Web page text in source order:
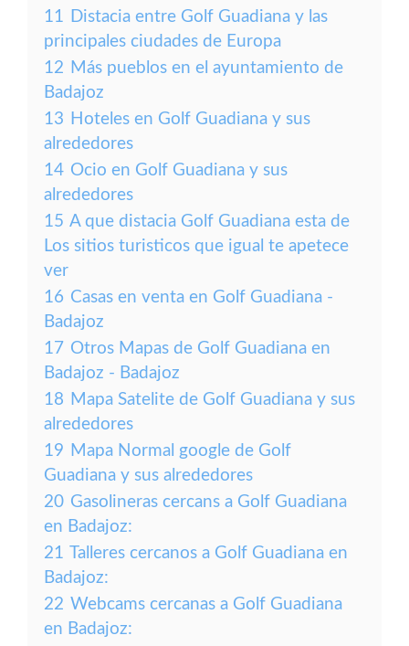
11 Distacia entre Golf Guadiana y las
principales ciudades de Europa
12 Más pueblos en el ayuntamiento de
Badajoz
13 Hoteles en Golf Guadiana y sus
alrededores
14 Ocio en Golf Guadiana y sus
alrededores
15 A que distacia Golf Guadiana esta de
Los sitios turisticos que igual te apetece
ver
16 Casas en venta en Golf Guadiana -
Badajoz
17 Otros Mapas de Golf Guadiana en
Badajoz - Badajoz
18 Mapa Satelite de Golf Guadiana y sus
alrededores
19 Mapa Normal google de Golf
Guadiana y sus alrededores
20 Gasolineras cercans a Golf Guadiana
en Badajoz:
21 Talleres cercanos a Golf Guadiana en
Badajoz:
22 Webcams cercanas a Golf Guadiana
en Badajoz: